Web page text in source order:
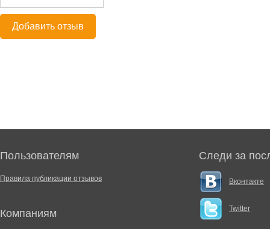
Добавить отзыв
Пользователям
Правила публикации отзывов
Компаниям
Следи за
Вконтакте
Twitter